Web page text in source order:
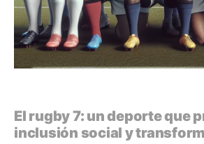
El rugby 7: un deporte que
inclusión social y